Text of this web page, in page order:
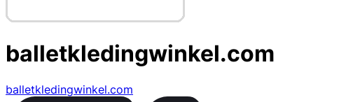
balletkledingwinkel.com
balletkledingwinkel.com